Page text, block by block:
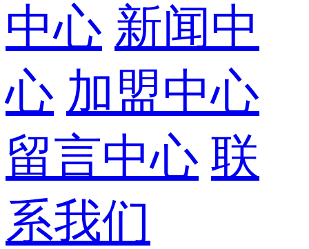
中心 新闻中
心 加盟中心
留言中心 联
系我们